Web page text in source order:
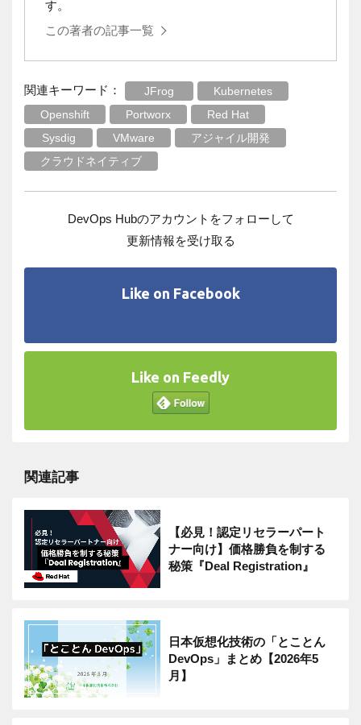
す。
この著者の記事一覧
関連キーワード： JFrog
Kubernetes
Openshift
Portworx
Red Hat
Sysdig
VMware
アジャイル開発
クラウドネイティブ
DevOps Hubのアカウントをフォローして
更新情報を受け取る
Like on Facebook
Like on Feedly
関連記事
【必見！認定リセラーパート
ナー向け】価格勝負を制する
秘策『Deal Registration』
日本仮想化技術の「とことん
DevOps」まとめ【2026年5
月】